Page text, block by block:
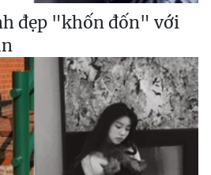
đẹp "khốn đốn" với